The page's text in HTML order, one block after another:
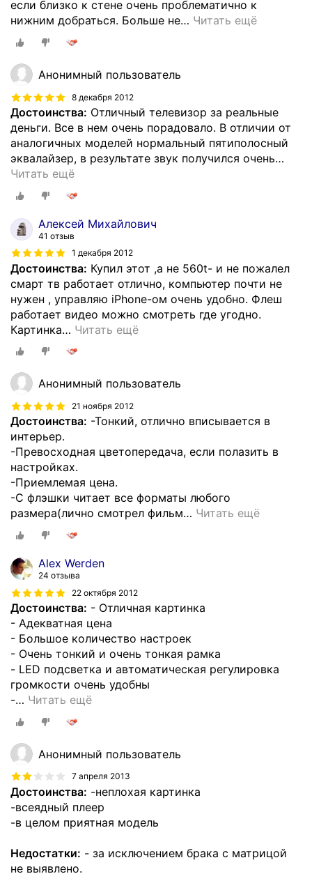
если близко к стене очень проблематично к
нижним добраться. Больше не… Читать ещё
Анонимный пользователь
8 декабря 2012
Достоинства: Отличный телевизор за реальные
деньги. Все в нем очень порадовало. В отличии от
аналогичных моделей нормальный пятиполосный
эквалайзер, в результате звук получился очень…
Читать ещё
Алексей Михайлович
41 отзыв
1 декабря 2012
Достоинства: Купил этот ,а не 560t- и не пожалел
смарт тв работает отлично, компьютер почти не
нужен , управляю iPhone-ом очень удобно. Флеш
работает видео можно смотреть где угодно.
Картинка… Читать ещё
Анонимный пользователь
21 ноября 2012
Достоинства: -Тонкий, отлично вписывается в
интерьер.
-Превосходная цветопередача, если полазить в
настройках.
-Приемлемая цена.
-С флэшки читает все форматы любого
размера(лично смотрел фильм… Читать ещё
Alex Werden
24 отзыва
22 октября 2012
Достоинства: - Отличная картинка
- Адекватная цена
- Большое количество настроек
- Очень тонкий и очень тонкая рамка
- LED подсветка и автоматическая регулировка
громкости очень удобны
-… Читать ещё
Анонимный пользователь
7 апреля 2013
Достоинства: -неплохая картинка
-всеядный плеер
-в целом приятная модель
Недостатки: - за исключением брака с матрицой
не выявлено.